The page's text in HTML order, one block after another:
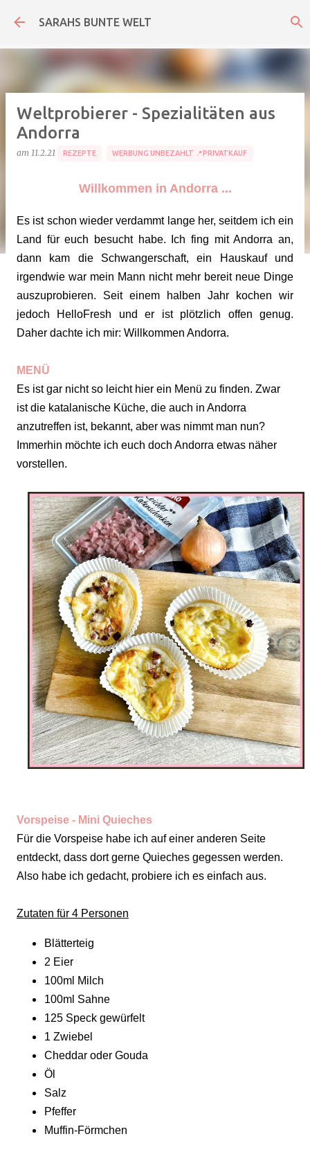
Direkt zum Hauptbereich
SARAHS BUNTE WELT
Weltprobierer - Spezialitäten aus
Andorra
am 11.2.21 REZEPTE WERBUNG UNBEZAHLT 📍PRIVATKAUF
Willkommen in Andorra ...
Es ist schon wieder verdammt lange her, seitdem ich ein
Land für euch besucht habe. Ich fing mit Andorra an,
dann kam die Schwangerschaft, ein Hauskauf und
irgendwie war mein Mann nicht mehr bereit neue Dinge
auszuprobieren. Seit einem halben Jahr kochen wir
jedoch HelloFresh und er ist plötzlich offen genug.
Daher dachte ich mir: Willkommen Andorra.
MENÜ
Es ist gar nicht so leicht hier ein Menü zu finden. Zwar
ist die katalanische Küche, die auch in Andorra
anzutreffen ist, bekannt, aber was nimmt man nun?
Immerhin möchte ich euch doch Andorra etwas näher
vorstellen.
Vorspeise - Mini Quieches
Für die Vorspeise habe ich auf einer anderen Seite
entdeckt, dass dort gerne Quieches gegessen werden.
Also habe ich gedacht, probiere ich es einfach aus.
Zutaten für 4 Personen
Blätterteig
2 Eier
100ml Milch
100ml Sahne
125 Speck gewürfelt
1 Zwiebel
Cheddar oder Gouda
Öl
Salz
Pfeffer
Muffin-Förmchen